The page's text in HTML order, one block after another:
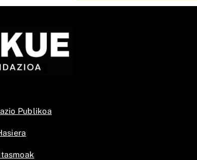
Publikoa